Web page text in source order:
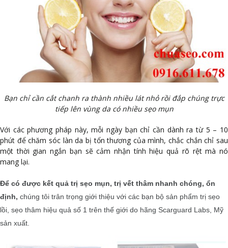
Bạn chỉ cần cắt chanh ra thành nhiều lát nhỏ rồi đắp chúng trực
tiếp lên vùng da có nhiều sẹo mụn
Với các phương pháp này, mỗi ngày bạn chỉ cần dành ra từ 5 – 10
phút để chăm sóc làn da bị tổn thương của mình, chắc chắn chỉ sau
một thời gian ngắn bạn sẽ cảm nhận tính hiệu quả rõ rệt mà nó
mang lại.
Để có được kết quả trị sẹo mụn, trị vết thâm nhanh chóng, ổn
định, chúng tôi trân trọng giới thiệu với các bạn bộ sản phẩm trị sẹo
lồi, sẹo thâm hiệu quả số 1 trên thế giới do hãng Scarguard Labs, Mỹ
sản xuất.